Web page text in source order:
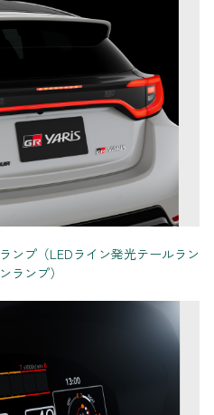
ンプ（LEDライン発光テールラン
ランプ）